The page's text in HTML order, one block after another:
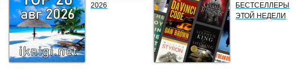
2026
БЕСТСЕЛЛЕРЫ
ЭТОЙ НЕДЕЛИ